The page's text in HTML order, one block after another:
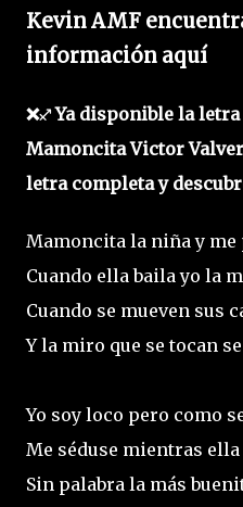
Kevin AMF
información aquí
❌♐ Ya disponible la
Mamoncita Victor
letra completa y
Mamoncita la niña y me
Cuando ella baila yo la
Cuando se mueven sus
Y la miro que se tocan
Yo soy loco pero como
Me séduse mientras
Sin palabra la más